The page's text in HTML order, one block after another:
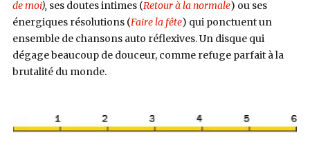
de moi), ses doutes intimes (Retour à la normale) ou ses
énergiques résolutions (Faire la fête) qui ponctuent un
ensemble de chansons auto réflexives. Un disque qui
dégage beaucoup de douceur, comme refuge parfait à la
brutalité du monde.